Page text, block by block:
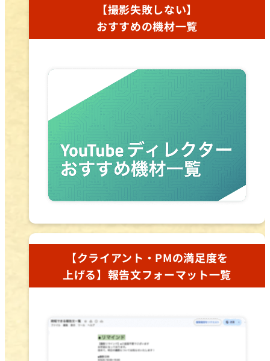
【撮影失敗しない】
おすすめの機材一覧
【クライアント・PMの満足度を
上げる】報告文フォーマット一覧